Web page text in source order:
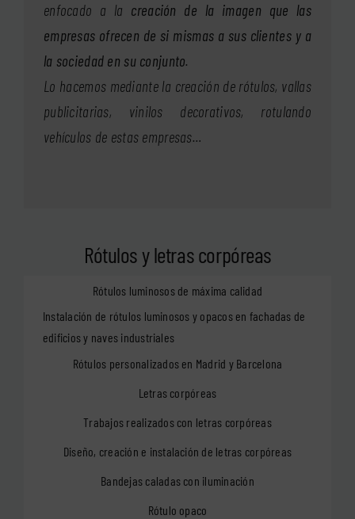
enfocado a la creación de la imagen que las
empresas ofrecen de si mismas a sus clientes y a
la sociedad en su conjunto.
Lo hacemos mediante la creación de rótulos, vallas
publicitarias, vinilos decorativos, rotulando
vehículos de estas empresas…
Rótulos y letras corpóreas
Rótulos luminosos de máxima calidad
Instalación de rótulos luminosos y opacos en fachadas de
edificios y naves industriales
Rótulos personalizados en Madrid y Barcelona
Letras corpóreas
Trabajos realizados con letras corpóreas
Diseño, creación e instalación de letras corpóreas
Bandejas caladas con iluminación
Rótulo opaco